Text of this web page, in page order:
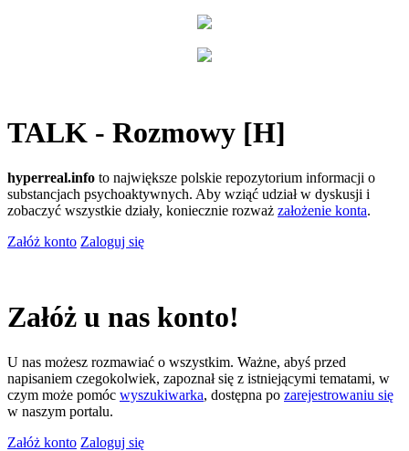
TALK - Rozmowy [H]
hyperreal.info to największe polskie repozytorium informacji o
substancjach psychoaktywnych. Aby wziąć udział w dyskusji i
zobaczyć wszystkie działy, koniecznie rozważ założenie konta.
Załóż konto Zaloguj się
Załóż u nas konto!
U nas możesz rozmawiać o wszystkim. Ważne, abyś przed
napisaniem czegokolwiek, zapoznał się z istniejącymi tematami, w
czym może pomóc wyszukiwarka, dostępna po zarejestrowaniu się
w naszym portalu.
Załóż konto Zaloguj się